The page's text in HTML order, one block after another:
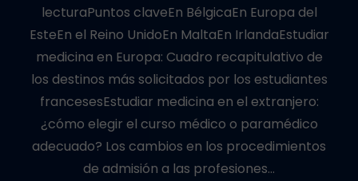
lecturaPuntos claveEn BélgicaEn Europa del
EsteEn el Reino UnidoEn MaltaEn IrlandaEstudiar
medicina en Europa: Cuadro recapitulativo de
los destinos más solicitados por los estudiantes
francesesEstudiar medicina en el extranjero:
¿cómo elegir el curso médico o paramédico
adecuado? Los cambios en los procedimientos
de admisión a las profesiones…